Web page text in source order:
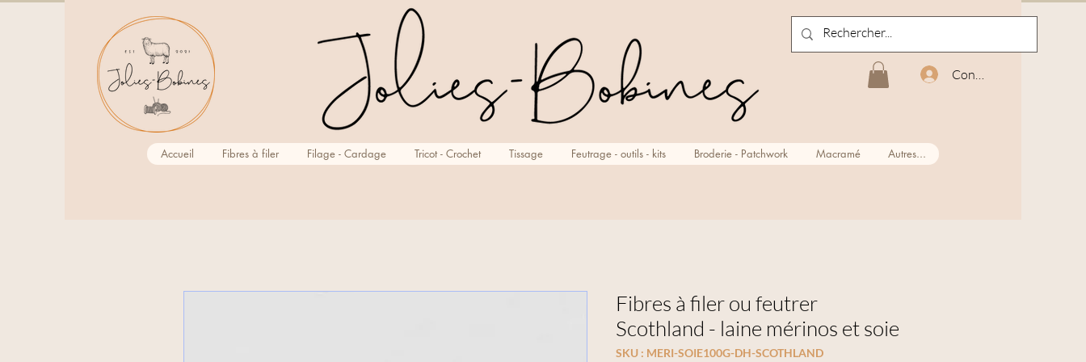
Connexion
Accueil Fibres à filer Filage - Cardage Tricot - Crochet Tissage Feutrage - outils - kits Broderie - Patchwork Macramé Autres...
Fibres à filer ou feutrer
Scothland - laine mérinos et soie
SKU : MERI-SOIE100G-DH-SCOTHLAND